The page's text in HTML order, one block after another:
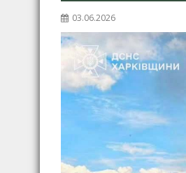
03.06.2026